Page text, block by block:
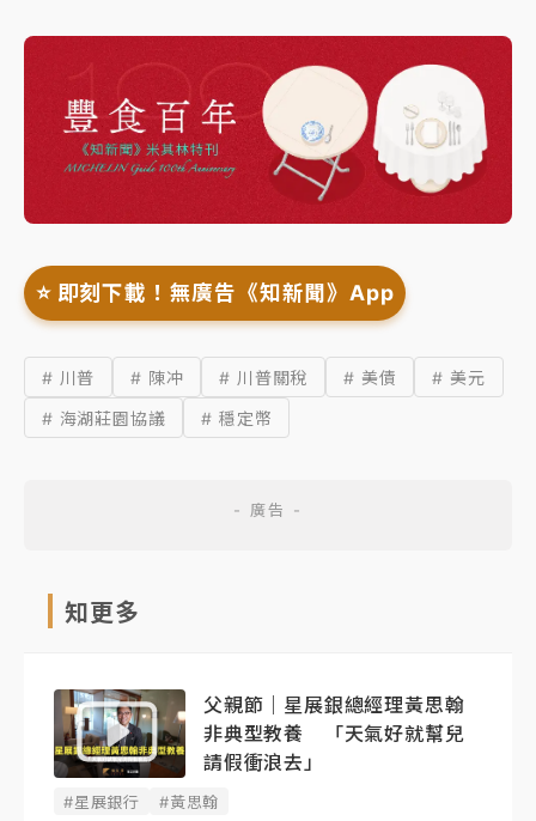
⭐️ 即刻下載！無廣告《知新聞》App
# 川普 # 陳冲 # 川普關稅 # 美債
# 美元
# 海湖莊園協議
# 穩定幣
知更多
父親節｜星展銀總經理黃思翰
非典型教養 「天氣好就幫兒
請假衝浪去」
#星展銀行 #黃思翰